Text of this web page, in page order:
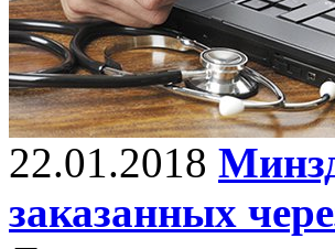
22.01.2018
заказанных